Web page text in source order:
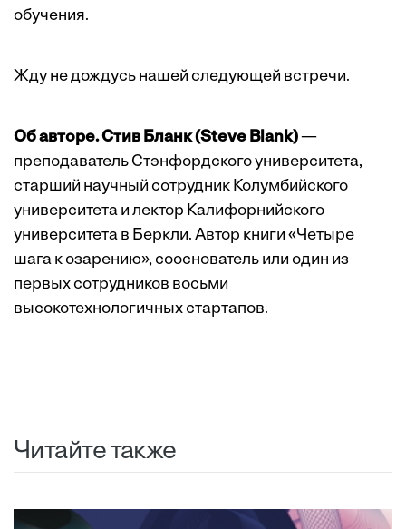
обучения.
Жду не дождусь нашей следующей встречи.
Об авторе. Стив Бланк (Steve Blank)—
преподаватель Стэнфордского университета,
старший научный сотрудник Колумбийского
университета и лектор Калифорнийского
университета в Беркли. Автор книги «Четыре
шага к озарению», сооснователь или один из
первых сотрудников восьми
высокотехнологичных стартапов.
Читайте также